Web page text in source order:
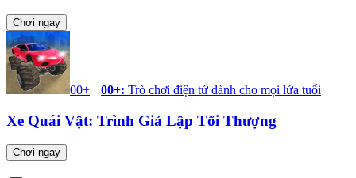
Chơi ngay
00+ 00+: Trò chơi điện tử dành cho mọi lứa tuổi
Xe Quái Vật: Trình Giả Lập Tối Thượng
Chơi ngay